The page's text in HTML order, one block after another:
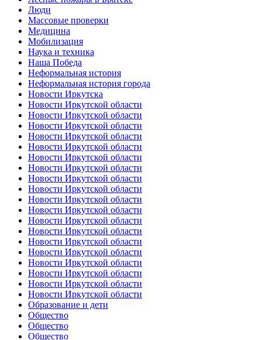
Люди
Массовые проверки
Медицина
Мобилизация
Наука и техника
Наша Победа
Неформальная история
Неформальная история города
Новости Иркутска
Новости Иркутской области
Новости Иркутской области
Новости Иркутской области
Новости Иркутской области
Новости Иркутской области
Новости Иркутской области
Новости Иркутской области
Новости Иркутской области
Новости Иркутской области
Новости Иркутской области
Новости Иркутской области
Новости Иркутской области
Новости Иркутской области
Новости Иркутской области
Новости Иркутской области
Новости Иркутской области
Новости Иркутской области
Новости Иркутской области
Новости Иркутской области
Образование и дети
Общество
Общество
Общество